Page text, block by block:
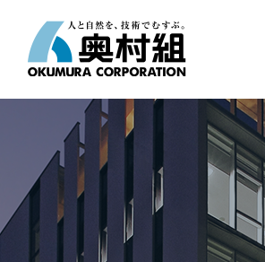
COMPANY 企業情
トップメッセージ
BUSINESS 事業
事業紹介
WORKS 施工実績
施工実績
TECHNOLOGY
土木技術
IR IR情報
決算情報
奥村組の
サステナビリティについ
RECRUIT 採用情報
新卒採用